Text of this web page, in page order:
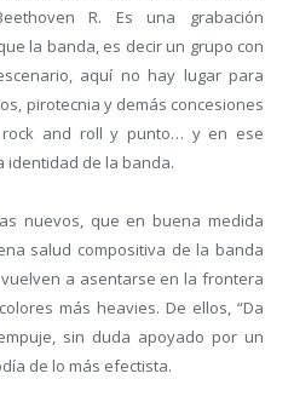
R. Es una grabación
la banda, es decir un grupo con
aquí no hay lugar para
pirotecnia y demás concesiones
rock and roll y punto… y en ese
identidad de la banda.
nuevos, que en buena medida
salud compositiva de la banda
a asentarse en la frontera
más heavies. De ellos, “Da
sin duda apoyado por un
de lo más efectista.